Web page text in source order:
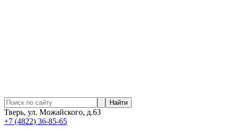
Найти
Тверь, ул. Можайского, д.63
+7 (4822) 36-85-65